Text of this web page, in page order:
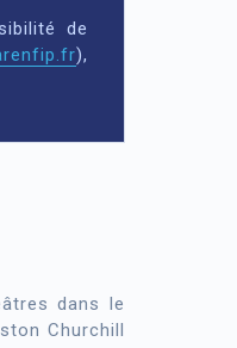
de
),
dans le
Churchill